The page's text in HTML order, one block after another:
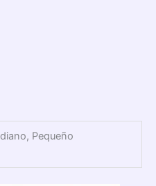
Pequeño